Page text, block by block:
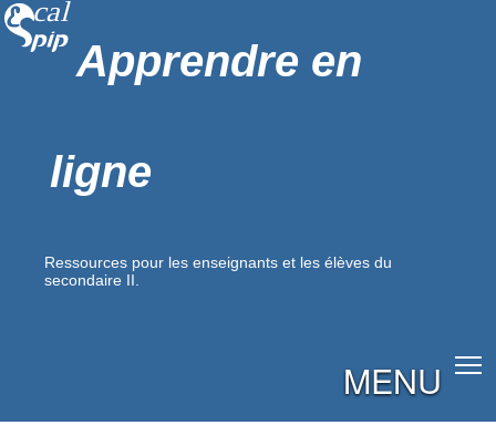
Apprendre en
ligne
Ressources pour les enseignants et les élèves du
secondaire II.
MENU